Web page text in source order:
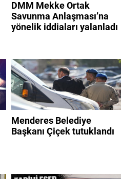
DMM Mekke Ortak
Savunma Anlaşması’na
yönelik iddiaları yalanladı
Menderes Belediye
Başkanı Çiçek tutuklandı